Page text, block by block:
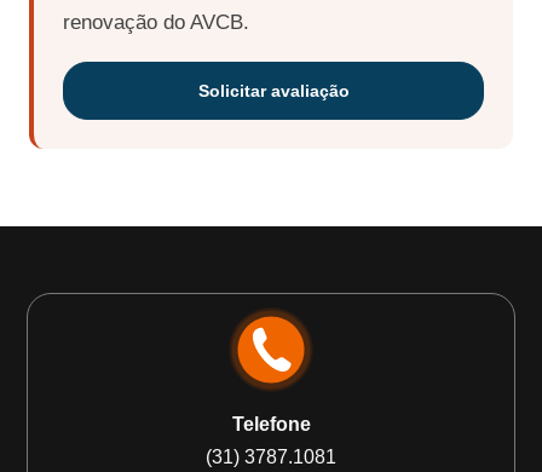
renovação do AVCB.
Solicitar avaliação
Telefone
(31) 3787.1081